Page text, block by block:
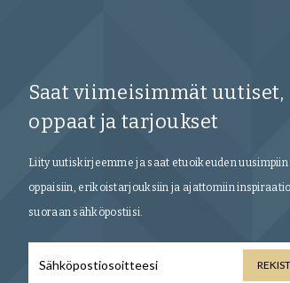
Saat viimeisimmät uutiset,
oppaat ja tarjoukset
Liity uutiskirjeemme ja saat etuoikeuden
oppaisiin, erikoistarjouksiin ja ajattomiin
suoraan sähköpostiisi.